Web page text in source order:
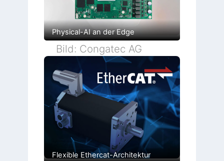
Physical-AI an der Edge
Bild: Congatec AG
Flexible Ethercat-Architektur